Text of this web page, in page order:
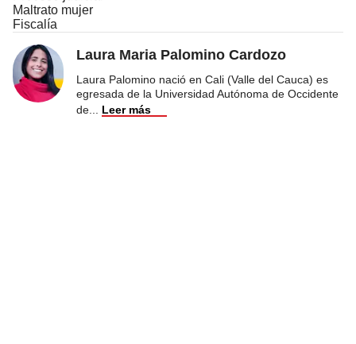
Maltrato mujer
Fiscalía
Laura Maria Palomino Cardozo
Laura Palomino nació en Cali (Valle del Cauca) es
egresada de la Universidad Autónoma de Occidente
de
Leer más